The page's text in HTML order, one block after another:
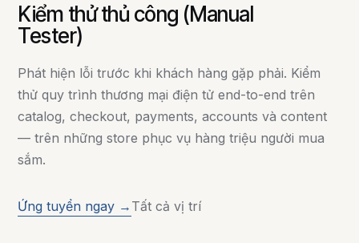
Kiểm thử thủ công (Manual
Tester)
Phát hiện lỗi trước khi khách hàng gặp phải. Kiểm
thử quy trình thương mại điện tử end-to-end trên
catalog, checkout, payments, accounts và content
— trên những store phục vụ hàng triệu người mua
sắm.
Ứng tuyển ngay → Tất cả vị trí